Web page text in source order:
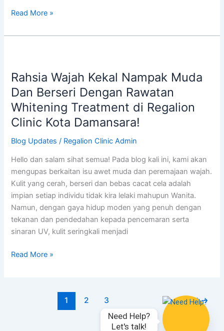
Read More »
Rahsia Wajah Kekal Nampak Muda
Dan Berseri Dengan Rawatan
Whitening Treatment di Regalion
Clinic Kota Damansara!
Blog Updates / Regalion Clinic Admin
Hello dan salam sihat semua! Pada blog kali ini, kami akan
mengupas berkaitan isu awet muda dan peremajaan wajah.
Kulit yang cerah, berseri dan bebas cacat cela adalah
impian setiap individu tidak kira lelaki mahupun Wanita.
Namun, dengan gaya hidup moden yang penuh dengan
tekanan dan pendedahan kepada pencemaran serta
sinaran UV, kulit seringkali menjadi
Kekal
Nampak
Muda
Dan
Berseri
Dengan
Rawatan
Whitening
Treatment
di
Regalion
Clinic
Kota
Damansara!
Read More »
1 2 3 Next→
Need Help?
Let's talk!